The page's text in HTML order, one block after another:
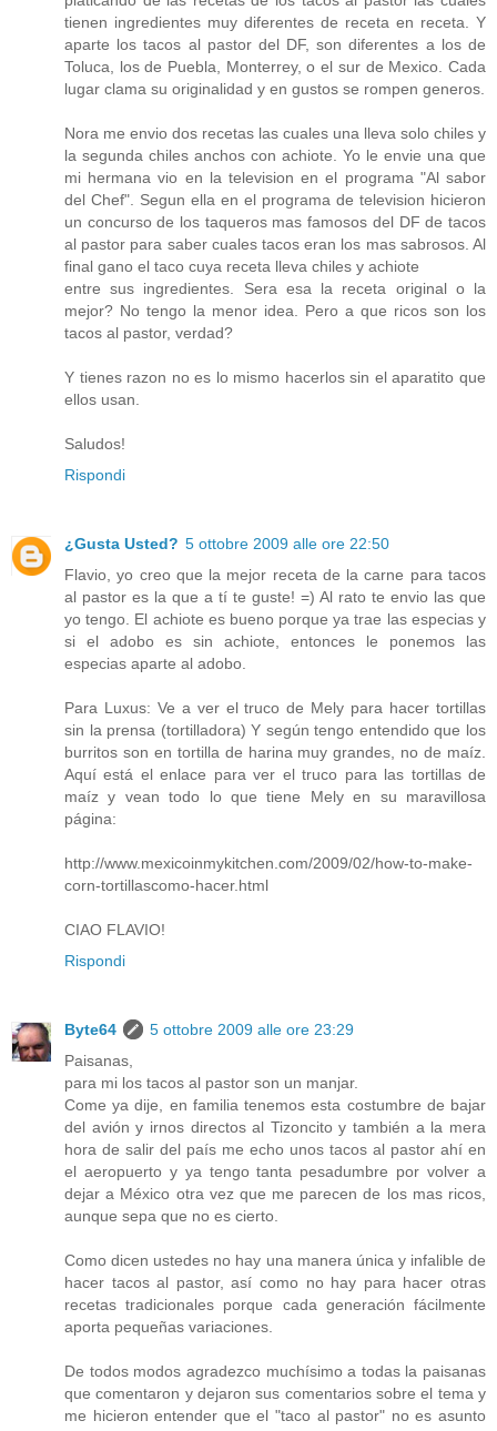
tienen ingredientes muy diferentes de receta en receta. Y
aparte los tacos al pastor del DF, son diferentes a los de
Toluca, los de Puebla, Monterrey, o el sur de Mexico. Cada
lugar clama su originalidad y en gustos se rompen generos.
Nora me envio dos recetas las cuales una lleva solo chiles y
la segunda chiles anchos con achiote. Yo le envie una que
mi hermana vio en la television en el programa "Al sabor
del Chef". Segun ella en el programa de television hicieron
un concurso de los taqueros mas famosos del DF de tacos
al pastor para saber cuales tacos eran los mas sabrosos. Al
final gano el taco cuya receta lleva chiles y achiote
entre sus ingredientes. Sera esa la receta original o la
mejor? No tengo la menor idea. Pero a que ricos son los
tacos al pastor, verdad?
Y tienes razon no es lo mismo hacerlos sin el aparatito que
ellos usan.
Saludos!
Rispondi
¿Gusta Usted? 5 ottobre 2009 alle ore 22:50
Flavio, yo creo que la mejor receta de la carne para tacos
al pastor es la que a tí te guste! =) Al rato te envio las que
yo tengo. El achiote es bueno porque ya trae las especias y
si el adobo es sin achiote, entonces le ponemos las
especias aparte al adobo.
Para Luxus: Ve a ver el truco de Mely para hacer tortillas
sin la prensa (tortilladora) Y según tengo entendido que los
burritos son en tortilla de harina muy grandes, no de maíz.
Aquí está el enlace para ver el truco para las tortillas de
maíz y vean todo lo que tiene Mely en su maravillosa
página:
http://www.mexicoinmykitchen.com/2009/02/how-to-make-
corn-tortillascomo-hacer.html
CIAO FLAVIO!
Rispondi
Byte64
5 ottobre 2009 alle ore 23:29
Paisanas,
para mi los tacos al pastor son un manjar.
Come ya dije, en familia tenemos esta costumbre de bajar
del avión y irnos directos al Tizoncito y también a la mera
hora de salir del país me echo unos tacos al pastor ahí en
el aeropuerto y ya tengo tanta pesadumbre por volver a
dejar a México otra vez que me parecen de los mas ricos,
aunque sepa que no es cierto.
Como dicen ustedes no hay una manera única y infalible de
hacer tacos al pastor, así como no hay para hacer otras
recetas tradicionales porque cada generación fácilmente
aporta pequeñas variaciones.
De todos modos agradezco muchísimo a todas la paisanas
que comentaron y dejaron sus comentarios sobre el tema y
me hicieron entender que el "taco al pastor" no es asunto